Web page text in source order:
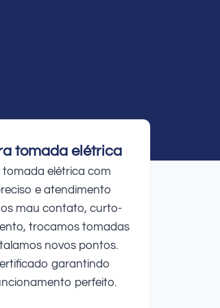
tomada elétrica
tomada elétrica com
e atendimento
mau contato, curto-
trocamos tomadas
novos pontos.
garantindo
perfeito.